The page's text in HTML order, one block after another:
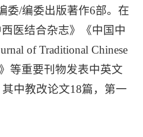
委/编委出版著作6部。在
医结合杂志》《中国中
of Traditional Chinese
等重要刊物发表中英文
中教改论文18篇，第一